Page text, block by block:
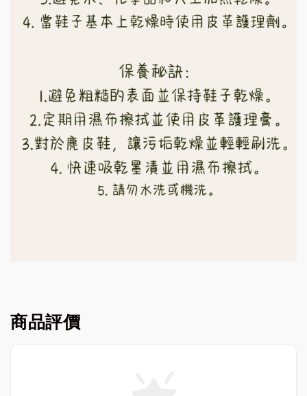
商品評價